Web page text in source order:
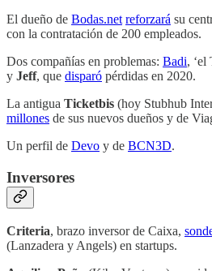
El dueño de Bodas.net reforzará su
con la contratación de 200 empleados.
Dos compañías en problemas: Badi, ‘el
y Jeff, que disparó pérdidas en 2020.
La antigua Ticketbis (hoy Stubhub
millones de sus nuevos dueños y de
Un perfil de Devo y de BCN3D.
Inversores
Criteria, brazo inversor de Caixa,
(Lanzadera y Angels) en startups.